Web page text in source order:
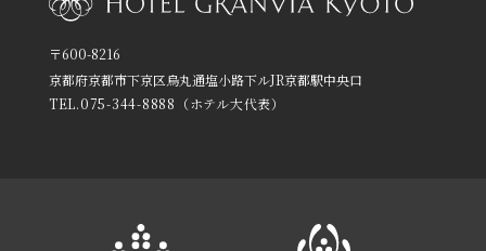
〒600-8216
京都府京都市下京区烏丸通塩小路下ルJR京都駅中央口
TEL.075-344-8888 （ホテル大代表）